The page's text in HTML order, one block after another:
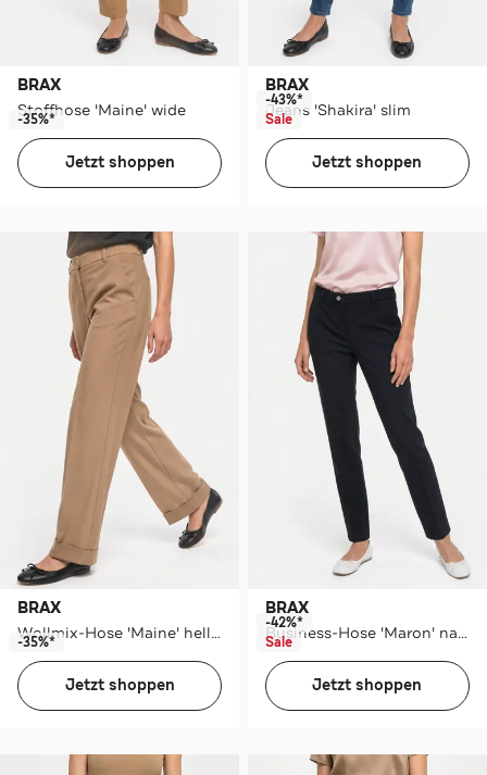
BRAX
Stoffhose 'Maine' wide
-35%*
Jetzt shoppen
BRAX
Jeans 'Shakira' slim
-43%*
Sale
Jetzt shoppen
BRAX
Wollmix-Hose 'Maine' hellbraun
-35%*
Jetzt shoppen
BRAX
Business-Hose 'Maron' navy
-42%*
Sale
Jetzt shoppen